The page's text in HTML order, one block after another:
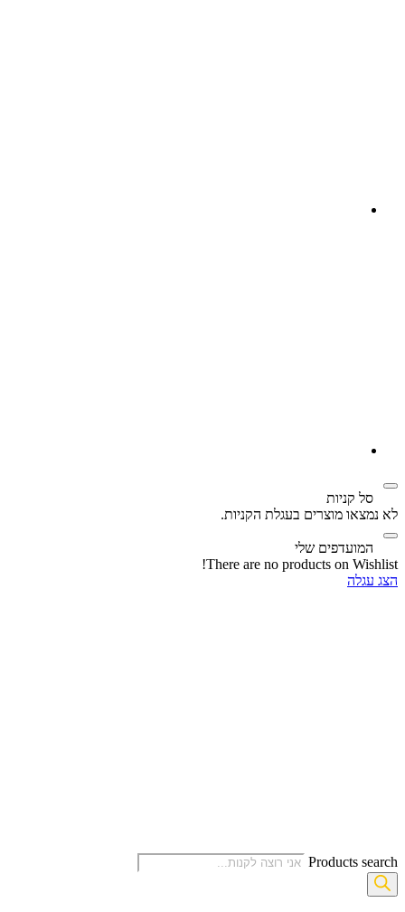
סל קניות‬
לא נמצאו מוצרים בעגלת הקניות.
המועדפים שלי
There are no products on Wishlist!
הצג עגלה
Products search